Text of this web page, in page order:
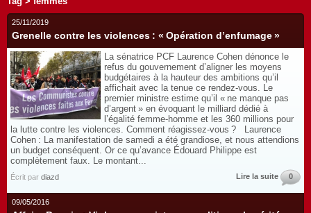
25/11/2019
Grenelle contre les violences : « Opération d’enfumage »
La sénatrice PCF Laurence Cohen dénonce le
refus du gouvernement d’aligner les moyens
budgétaires à la hauteur des ambitions qu’il
affichait avec la tenue ce rendez-vous. Le
premier ministre estime qu’il « ne manque pas
d’argent » en évoquant le milliard dédié à
l’égalité femme-homme et les 360 millions pour
la lutte contre les violences. Comment réagissez-vous ? Laurence
Cohen : La manifestation de samedi a été grandiose, et nous attendions
un budget conséquent. Or ce qu’avance Édouard Philippe est
complètement faux. Le montant...
Écrit par diazd Lire la suite 0
09/05/2016